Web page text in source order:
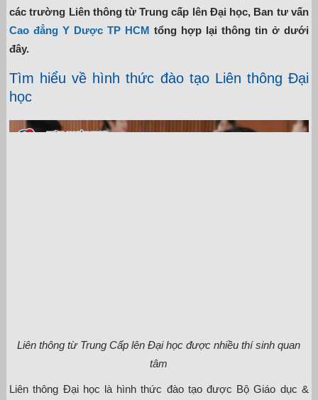
các trường Liên thông từ Trung cấp lên Đại học, Ban tư vấn
Cao đẳng Y Dược TP HCM tổng hợp lại thông tin ở dưới
đây.
Tìm hiểu về hình thức đào tạo Liên thông Đại
học
Liên thông từ Trung Cấp lên Đại học được nhiều thí sinh quan
tâm
Liên thông Đại học là hình thức đào tạo được Bộ Giáo dục &